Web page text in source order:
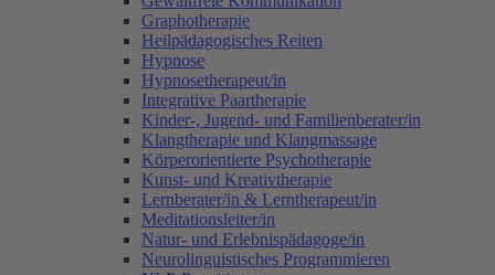
Graphotherapie
Heilpädagogisches Reiten
Hypnose
Hypnosetherapeut/in
Integrative Paartherapie
Kinder-, Jugend- und Familienberater/in
Klangtherapie und Klangmassage
Körperorientierte Psychotherapie
Kunst- und Kreativtherapie
Lernberater/in & Lerntherapeut/in
Meditationsleiter/in
Natur- und Erlebnispädagoge/in
Neurolinguistisches Programmieren